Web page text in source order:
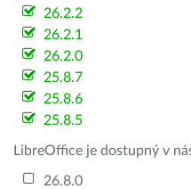
26.2.2
26.2.1
26.2.0
25.8.7
25.8.6
25.8.5
LibreOffice je dostupný v
26.8.0